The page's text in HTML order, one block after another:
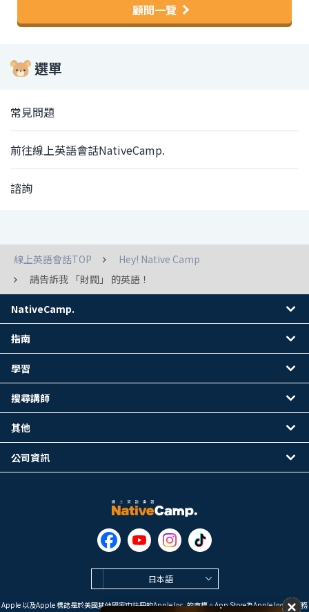
顧問一覽
選單
常見問題
前往線上英語會話NativeCamp.
諮詢
線上英語會話TOP
Hey! Native Camp
請告訴我 「財閥」 的英語！
日本語
Apple 以及Apple 標誌是於美國其他國家中註冊的Apple Inc. 的商標。App Store為Apple Inc. 的服務
NativeCamp.
指南
學習
搜尋講師
其他
公司資訊